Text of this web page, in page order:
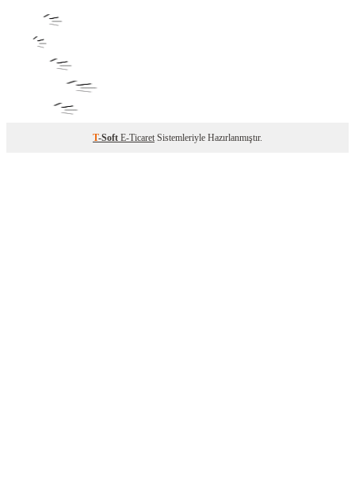
T-Soft E-Ticaret Sistemleriyle Hazırlanmıştır.